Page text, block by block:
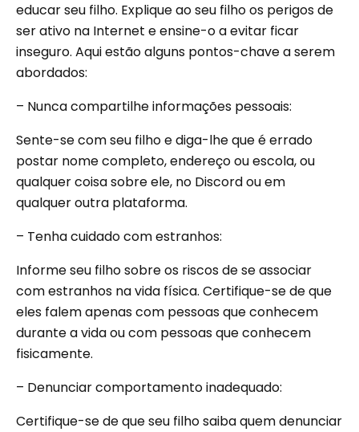
educar seu filho. Explique ao seu filho os perigos de
ser ativo na Internet e ensine-o a evitar ficar
inseguro. Aqui estão alguns pontos-chave a serem
abordados:
– Nunca compartilhe informações pessoais:
Sente-se com seu filho e diga-lhe que é errado
postar nome completo, endereço ou escola, ou
qualquer coisa sobre ele, no Discord ou em
qualquer outra plataforma.
– Tenha cuidado com estranhos:
Informe seu filho sobre os riscos de se associar
com estranhos na vida física. Certifique-se de que
eles falem apenas com pessoas que conhecem
durante a vida ou com pessoas que conhecem
fisicamente.
– Denunciar comportamento inadequado:
Certifique-se de que seu filho saiba quem denunciar